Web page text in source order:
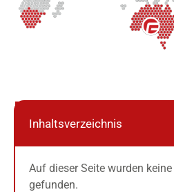
Inhaltsverzeichnis
Auf dieser Seite wurden
gefunden.